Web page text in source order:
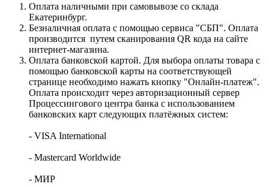
Оплата наличными при самовывозе со склада
Екатеринбург.
Безналичная оплата с помощью сервиса "СБП". Оплата
производится путем сканирования QR кода на сайте
интернет-магазина.
Оплата банковской картой. Для выбора оплаты товара с
помощью банковской карты на соответствующей
странице необходимо нажать кнопку "Онлайн-платеж".
Оплата происходит через авторизационный сервер
Процессингового центра банка с использованием
банковских карт следующих платёжных систем:
- VISA International
- Mastercard Worldwide
- МИР